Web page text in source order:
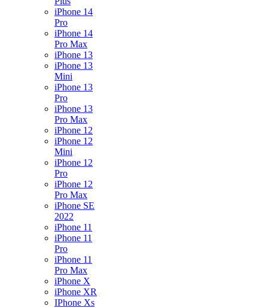
iPhone 14
Pro
iPhone 14
Pro Max
iPhone 13
iPhone 13
Mini
iPhone 13
Pro
iPhone 13
Pro Max
iPhone 12
iPhone 12
Mini
iPhone 12
Pro
iPhone 12
Pro Max
iPhone SE
2022
iPhone 11
iPhone 11
Pro
iPhone 11
Pro Max
iPhone X
iPhone XR
IPhone Xs